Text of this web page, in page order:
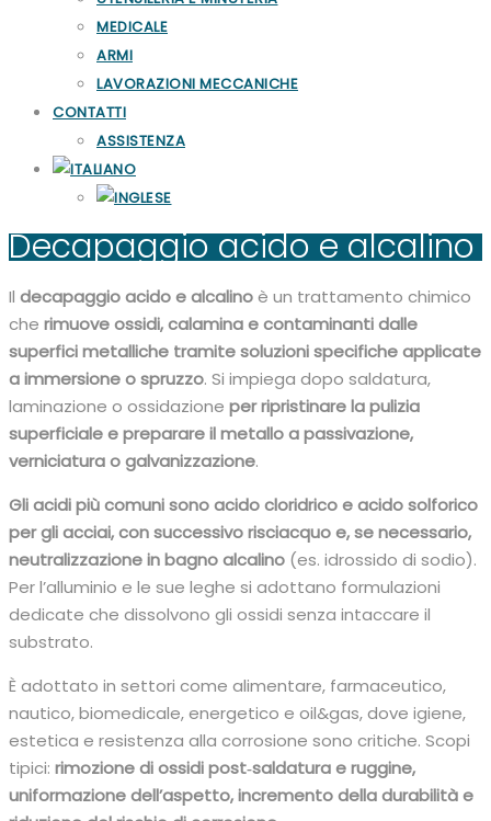
MEDICALE
ARMI
LAVORAZIONI MECCANICHE
CONTATTI
ASSISTENZA
Decapaggio acido e alcalino
Il decapaggio acido e alcalinoè un trattamento chimico
che rimuove ossidi, calamina e contaminanti dalle
superfici metalliche tramite soluzioni specifiche applicate
a immersione o spruzzo.​ Si impiega dopo saldatura,
laminazione o ossidazione per ripristinare la pulizia
superficiale e preparare il metallo a passivazione,
verniciatura o galvanizzazione.​
Gli acidi più comuni sono acido cloridrico e acido solforico
per gli acciai, con successivo risciacquo e, se necessario,
neutralizzazione in bagno alcalino (es. idrossido di sodio).​
Per l’alluminio e le sue leghe si adottano formulazioni
dedicate che dissolvono gli ossidi senza intaccare il
substrato.​
È adottato in settori come alimentare, farmaceutico,
nautico, biomedicale, energetico e oil&gas, dove igiene,
estetica e resistenza alla corrosione sono critiche.​ Scopi
tipici: rimozione di ossidi post‑saldatura e ruggine,
uniformazione dell’aspetto, incremento della durabilità e